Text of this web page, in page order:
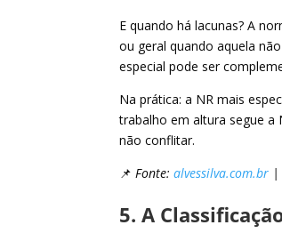
E quando há lacunas? A
ou geral quando aquela
especial pode ser
Na prática: a NR mais
trabalho em altura segue a
não conflitar.
📌Fonte: alvessilva.com.br |
5. A